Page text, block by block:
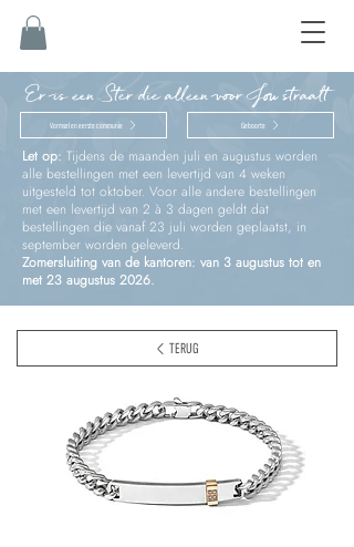
Er is een Ster die alleen voor Jou straalt
Vormsel en eerste communie Geboorte
Let op: Tijdens de maanden juli en augustus worden
alle bestellingen met een levertijd van 4 weken
uitgesteld tot oktober. Voor alle andere bestellingen
met een levertijd van 2 à 3 dagen geldt dat
bestellingen die vanaf 23 juli worden geplaatst, in
september worden geleverd.
Zomersluiting van de kantoren: van 3 augustus tot en
met 23 augustus 2026.
TERUG